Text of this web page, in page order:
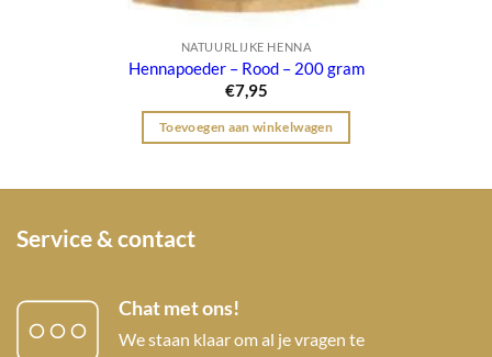
NATUURLIJKE HENNA
Hennapoeder – Rood – 200 gram
€7,95
Toevoegen aan winkelwagen
Service & contact
Chat met ons!
We staan klaar om al je vragen te